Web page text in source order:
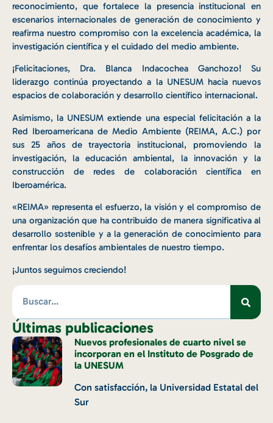
reconocimiento, que fortalece la presencia institucional en
escenarios internacionales de generación de conocimiento y
reafirma nuestro compromiso con la excelencia académica, la
investigación científica y el cuidado del medio ambiente.
¡Felicitaciones, Dra. Blanca Indacochea Ganchozo! Su
liderazgo continúa proyectando a la UNESUM hacia nuevos
espacios de colaboración y desarrollo científico internacional.
Asimismo, la UNESUM extiende una especial felicitación a la
Red Iberoamericana de Medio Ambiente (REIMA, A.C.) por
sus 25 años de trayectoria institucional, promoviendo la
investigación, la educación ambiental, la innovación y la
construcción de redes de colaboración científica en
Iberoamérica.
«REIMA» representa el esfuerzo, la visión y el compromiso de
una organización que ha contribuido de manera significativa al
desarrollo sostenible y a la generación de conocimiento para
enfrentar los desafíos ambientales de nuestro tiempo.
¡Juntos seguimos creciendo!
Últimas publicaciones
Nuevos profesionales de cuarto nivel se
incorporan en el Instituto de Posgrado de
la UNESUM
Con satisfacción, la Universidad Estatal del
Sur